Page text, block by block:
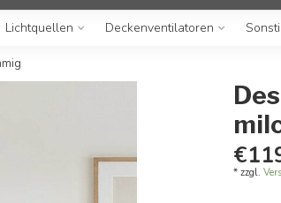
Lichtquellen Deckenventilatoren
* zzgl.